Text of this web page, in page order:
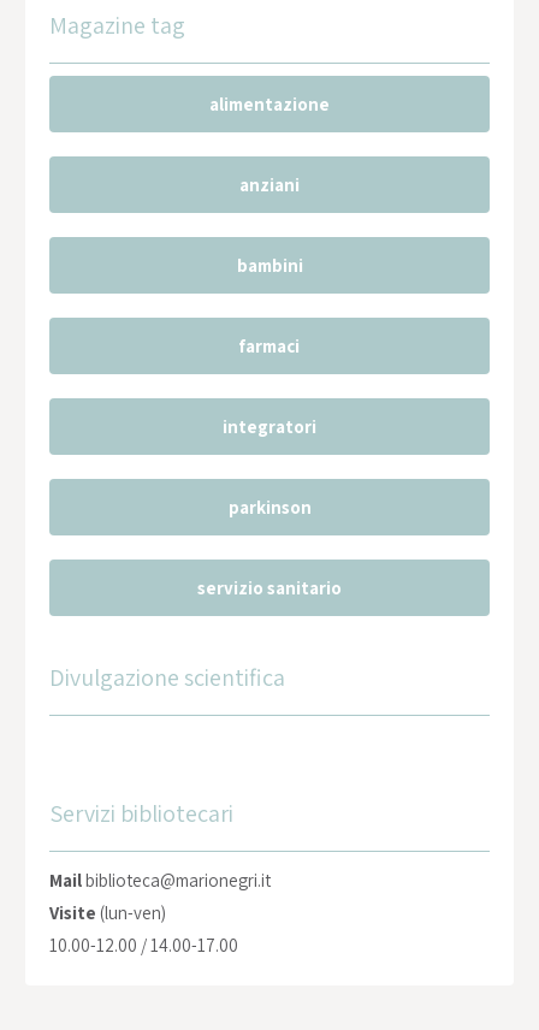
Magazine tag
alimentazione
anziani
bambini
farmaci
integratori
parkinson
servizio sanitario
Divulgazione scientifica
Servizi bibliotecari
Mailbiblioteca@marionegri.it
Visite (lun-ven)
10.00-12.00 / 14.00-17.00